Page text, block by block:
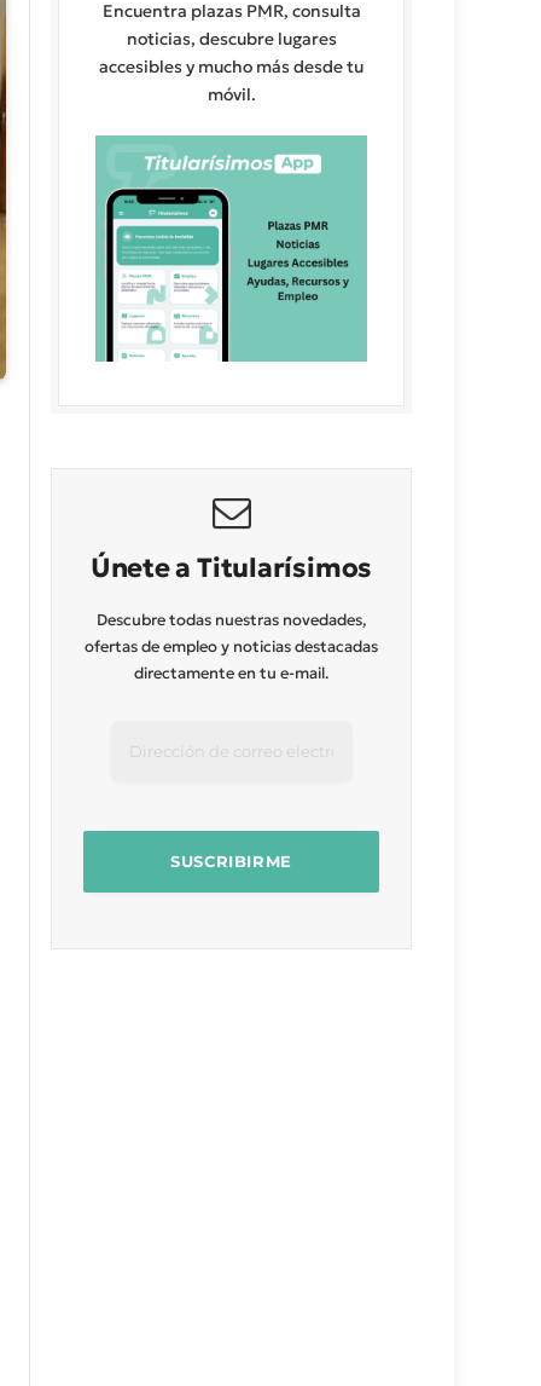
Encuentra plazas PMR, consulta
noticias, descubre lugares
accesibles y mucho más desde tu
móvil.
Únete a Titularísimos
Descubre todas nuestras novedades,
ofertas de empleo y noticias destacadas
directamente en tu e-mail.